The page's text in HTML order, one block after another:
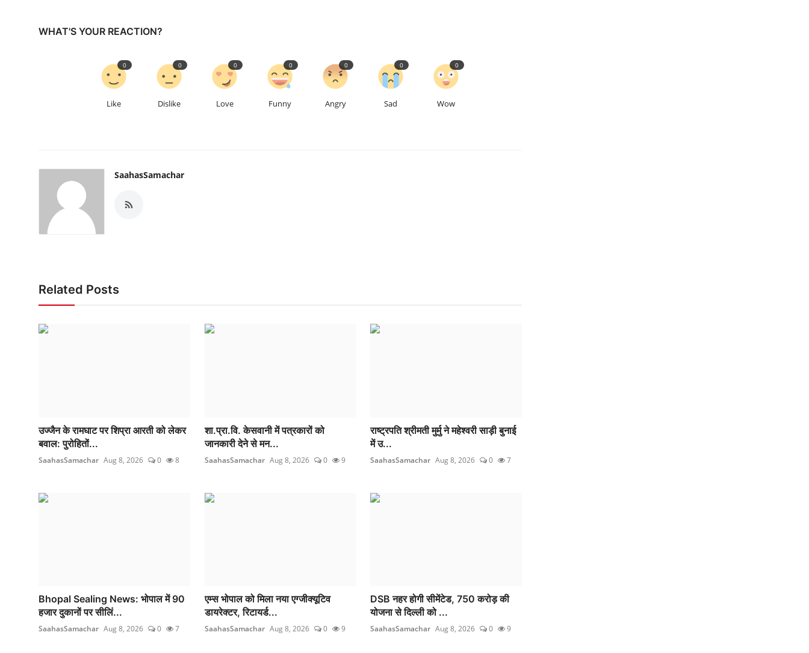
WHAT'S YOUR REACTION?
Like
0
Dislike
0
Love
0
Funny
0
Angry
0
Sad
0
Wow
0
SaahasSamachar
Related Posts
उज्जैन के रामघाट पर शिप्रा आरती को लेकर
बवाल: पुरोहितों...
SaahasSamachar Aug 8, 2026 0 8
शा.प्रा.वि. केसवानी में पत्रकारों को
जानकारी देने से मन...
SaahasSamachar Aug 8, 2026 0 9
राष्ट्रपति श्रीमती मुर्मु ने महेश्वरी साड़ी बुनाई
में उ...
SaahasSamachar Aug 8, 2026 0 7
Bhopal Sealing News: भोपाल में 90
हजार दुकानों पर सीलिं...
SaahasSamachar Aug 8, 2026 0 7
एम्स भोपाल को मिला नया एग्जीक्यूटिव
डायरेक्टर, रिटायर्ड...
SaahasSamachar Aug 8, 2026 0 9
DSB नहर होगी सीमेंटेड, 750 करोड़ की
योजना से दिल्ली को ...
SaahasSamachar Aug 8, 2026 0 9